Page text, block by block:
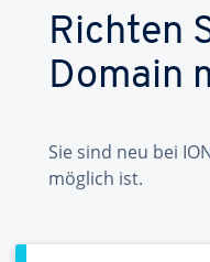
Richten
Domain
Sie sind neu bei
möglich ist.